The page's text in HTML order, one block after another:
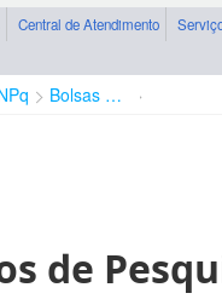
Central de Atendimento
Bolsas e Auxílios Vigentes
de